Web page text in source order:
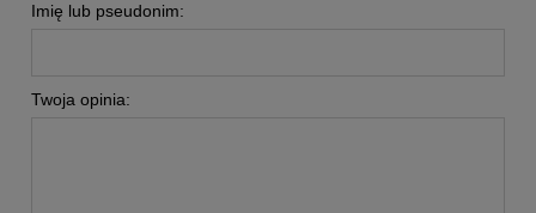
Imię lub pseudonim:
Twoja opinia: